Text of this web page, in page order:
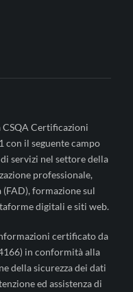
Certificazioni
con il seguente campo
servizi nel settore della
professionale,
formazione sul
digitali e siti web.
certificato da
in conformità alla
della sicurezza dei dati
ed assistenza di